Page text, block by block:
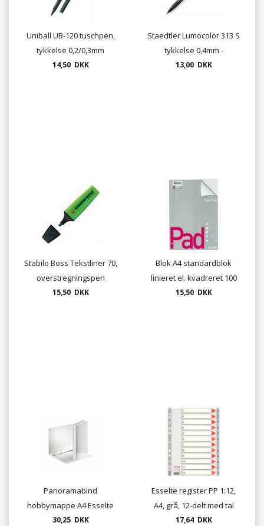
Uniball UB-120 tuschpen,
tykkelse 0,2/0,3mm
14,50 DKK
Staedtler Lumocolor 313 S
tykkelse 0,4mm -
permanent
13,00 DKK
Stabilo Boss Tekstliner 70,
overstregningspen
15,50 DKK
Blok A4 standardblok
linieret el. kvadreret 100
blade
15,50 DKK
Panoramabind
hobbymappe A4 Esselte
ryg 30mm - ring 16mm
30,25 DKK
Esselte register PP 1:12,
A4, grå, 12-delt med tal
17,64 DKK